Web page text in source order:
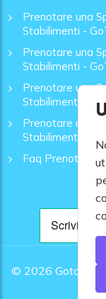
Prenotare una
Stabilimenti -
Prenotare una
Stabilimenti -
Prenotare una
Stabilimenti -
Prenotare una
Stabilimenti -
Faq
© 2026